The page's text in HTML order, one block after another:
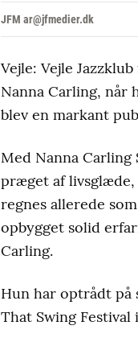
JFM ar@jfmedier.dk
Vejle: Vejle
Nanna Carling, når
blev en markant
Med Nanna Carling
præget af livsglæde,
regnes allerede
opbygget solid
Carling.
Hun har optrådt på
That Swing Festival